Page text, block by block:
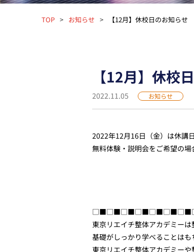
TOP お知らせ 【12月】休校日のお知らせ
【12月】休校
2022.11.05 お知らせ
2022年12月16日（金）は休講
無料体験・説明会をご希望の場
東京リエイチ整体アカデミー
基礎がしっかり学べることは
東京リエイチ整体アカデミー